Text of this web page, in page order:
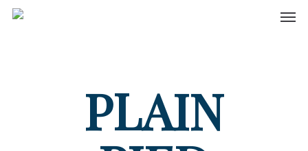
Skip
PLAIN